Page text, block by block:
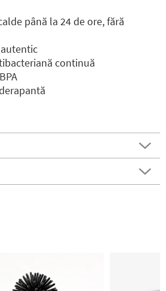
până la 24 de ore, fără
continuă